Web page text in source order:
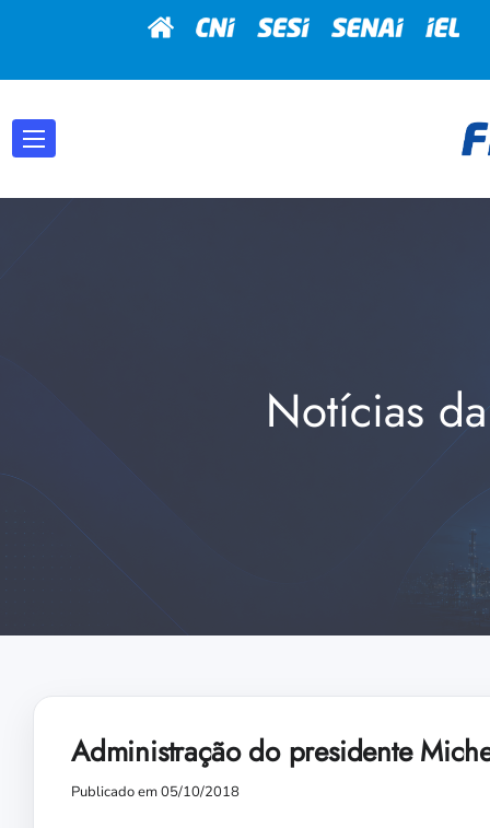
Notícias
Administração do presidente
Publicado em 05/10/2018